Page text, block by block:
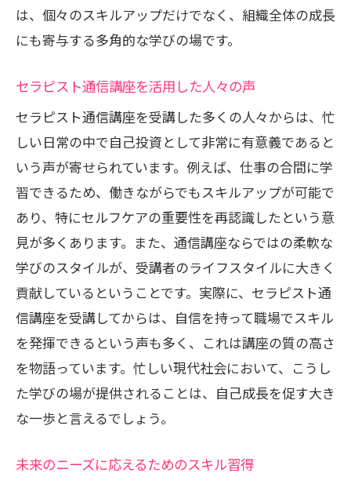
は、個々のスキルアップだけでなく、組織全体の成長
にも寄与する多角的な学びの場です。
セラピスト通信講座を活用した人々の声
セラピスト通信講座を受講した多くの人々からは、忙
しい日常の中で自己投資として非常に有意義であると
いう声が寄せられています。例えば、仕事の合間に学
習できるため、働きながらでもスキルアップが可能で
あり、特にセルフケアの重要性を再認識したという意
見が多くあります。また、通信講座ならではの柔軟な
学びのスタイルが、受講者のライフスタイルに大きく
貢献しているということです。実際に、セラピスト通
信講座を受講してからは、自信を持って職場でスキル
を発揮できるという声も多く、これは講座の質の高さ
を物語っています。忙しい現代社会において、こうし
た学びの場が提供されることは、自己成長を促す大き
な一歩と言えるでしょう。
未来のニーズに応えるためのスキル習得